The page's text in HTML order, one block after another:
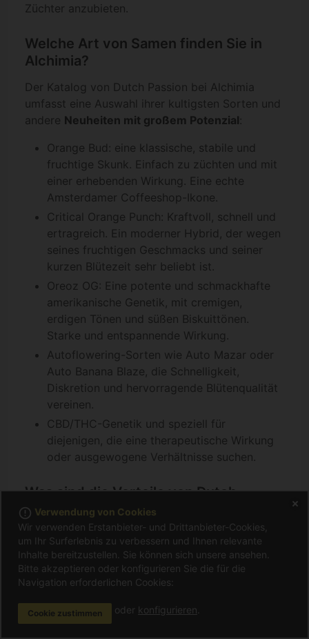
Züchter anzubieten.
Welche Art von Samen finden Sie in
Alchimia?
Der Katalog von Dutch Passion bei Alchimia
umfasst eine Auswahl ihrer kultigsten Sorten und
andere Neuheiten mit großem Potenzial:
Orange Bud: eine klassische, stabile und
fruchtige Skunk. Einfach zu züchten und mit
einer erhebenden Wirkung. Eine echte
Amsterdamer Coffeeshop-Ikone.
Critical Orange Punch: Kraftvoll, schnell und
ertragreich. Ein moderner Hybrid, der wegen
seines fruchtigen Geschmacks und seiner
kurzen Blütezeit sehr beliebt ist.
Oreoz OG: Eine potente und schmackhafte
amerikanische Genetik, mit cremigen,
erdigen Tönen und süßen Biskuittönen.
Starke und entspannende Wirkung.
Autoflowering-Sorten wie Auto Mazar oder
Auto Banana Blaze, die Schnelligkeit,
Diskretion und hervorragende Blütenqualität
vereinen.
CBD/THC-Genetik und speziell für
diejenigen, die eine therapeutische Wirkung
oder ausgewogene Verhältnisse suchen.
Was sind die Vorteile von Dutch
Passion?
Feminisierte Samen mit hoher genetischer
Stabilität, ideal für homogene und produktive
Pflanzen.
Bewährte internationale Erfahrung und
Reputation seit den 80er Jahren.
Sorten, die für den Innen- und Außenanbau
error_outline Verwendung von Cookies
Wir verwenden Erstanbieter- und Drittanbieter-Cookies,
um Ihr Surferlebnis zu verbessern und Ihnen relevante
Inhalte bereitzustellen. Sie können sich unsere ansehen.
Bitte akzeptieren oder konfigurieren Sie die für die
Navigation erforderlichen Cookies:
Cookie zustimmen oder konfigurieren